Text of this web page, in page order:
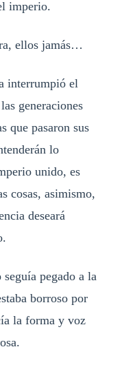
imperio.
ellos jamás…
interrumpió el
generaciones
que pasaron sus
lo
unido, es
cosas, asimismo,
deseará
pegado a la
borroso por
la forma y voz